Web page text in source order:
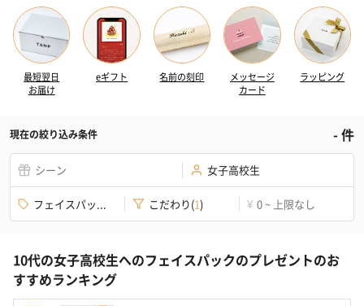
最短翌日
お届け
eギフト 名前の刻印
メッセージ
カード
ラッピング
現在の絞り込み条件 -件
シーン 女子高校生
フェイスパッ... こだわり(1) ¥ 0 ~ 上限なし
10代の女子高校生へのフェイスパックのプレゼントのお
すすめランキング